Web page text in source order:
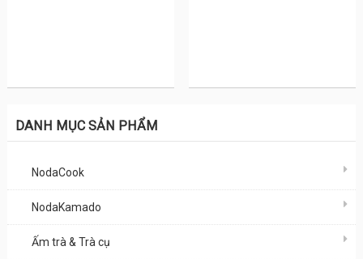
DANH MỤC SẢN PHẨM
NodaCook
NodaKamado
Ấm trà & Trà cụ